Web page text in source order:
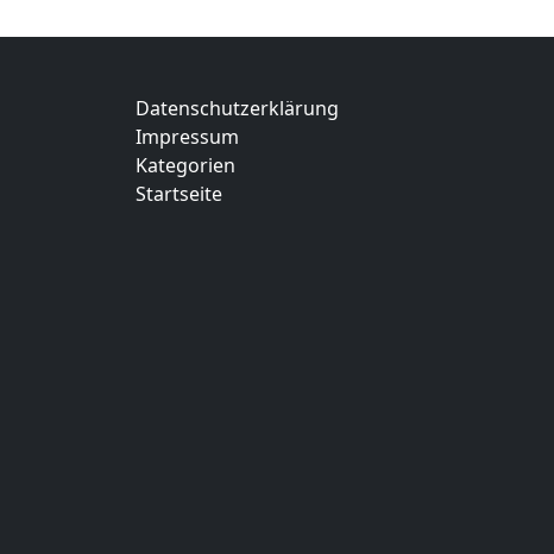
Datenschutzerklärung
Impressum
Kategorien
Startseite